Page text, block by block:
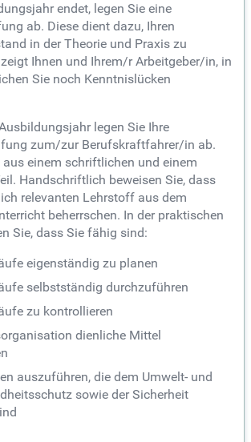
endet, legen Sie eine
ab. Diese dient dazu, Ihren
in der Theorie und Praxis zu
Ihnen und Ihrem/r Arbeitgeber/in, in
Sie noch Kenntnislücken
legen Sie Ihre
zum/zur Berufskraftfahrer/in ab.
aus einem schriftlichen und einem
Handschriftlich beweisen Sie, dass
relevanten Lehrstoff aus dem
beherrschen. In der praktischen
Sie, dass Sie fähig sind:
eigenständig zu planen
selbstständig durchzuführen
zu kontrollieren
dienliche Mittel
auszuführen, die dem Umwelt- und
sowie der Sicherheit